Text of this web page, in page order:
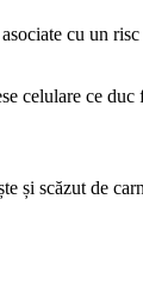
cu un risc
celulare ce
și scăzut de